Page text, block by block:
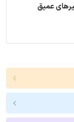
عمیق